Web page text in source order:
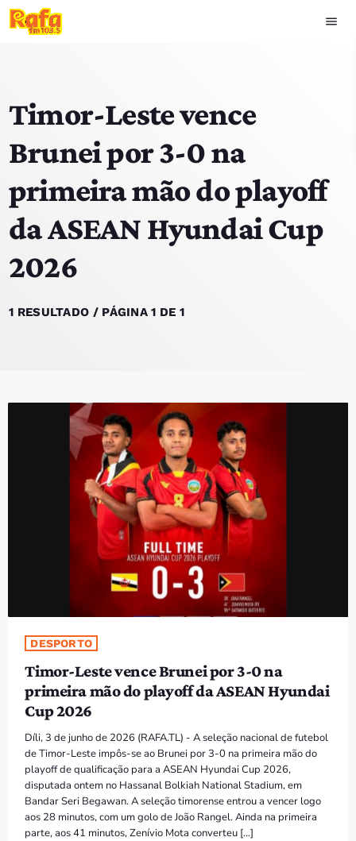
menu
play_arrow OUVIR RAFA
HOME
NOTÍCIAS
EQUIPA
TOP 15
EVENTOS
CONTACTOS
PORTUGUÊS
PRÓXIMOS PROGRAMAS
Bom dia RAFA
Bom dia RAFA
Bom dia RAFA
7:00 AM - 10:00 AM
Timor-Leste vence
Brunei por 3-0 na
primeira mão do playoff
da ASEAN Hyundai Cup
2026
1 RESULTADO / PÁGINA 1 DE 1
DESPORTO
Timor-Leste vence Brunei por 3-0 na
primeira mão do playoff da ASEAN Hyundai
Cup 2026
Díli, 3 de junho de 2026 (RAFA.TL) - A seleção nacional de futebol
de Timor-Leste impôs-se ao Brunei por 3-0 na primeira mão do
playoff de qualificação para a ASEAN Hyundai Cup 2026,
disputada ontem no Hassanal Bolkiah National Stadium, em
Bandar Seri Begawan. A seleção timorense entrou a vencer logo
aos 28 minutos, com um golo de João Rangel. Ainda na primeira
parte, aos 41 minutos, Zenívio Mota converteu […]